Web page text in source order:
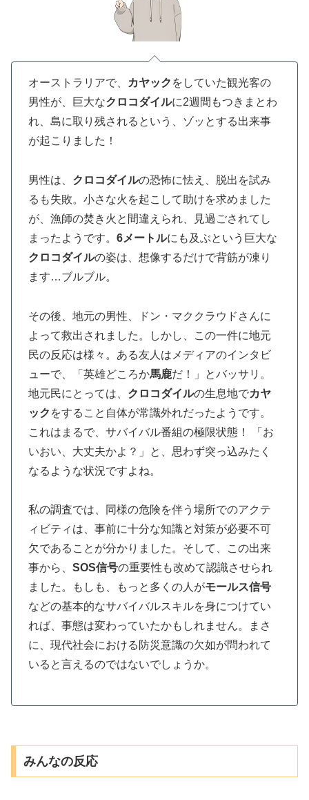
オーストラリアで、 カヤック をしていた観光客の
男性が、巨大なクロコダイルに2週間もつきまとわ
れ、島に取り残されるという、ゾッとする出来事
が起こりました！
男性は、 クロコダイルの恐怖に怯え、脱出を試み
るも失敗。小さな火を起こして助けを求めました
が、漁師の焚き火と間違えられ、見過ごされてし
まったようです。 6メートルにも及ぶという巨大な
クロコダイルの姿は、想像するだけで背筋が凍り
ます…ブルブル。
その後、地元の男性、ドン・マククラウドさんに
よって救出されました。しかし、この一件に地元
民の反応は様々。ある友人はメディアのインタビ
ューで、「英雄どころか馬鹿だ！」とバッサリ。
地元民にとっては、 クロコダイルの生息地でカヤ
ック をすること自体が常識外れだったようです。
これはまるで、サバイバル番組の極限状態！ 「お
いおい、大丈夫かよ？」と、思わず突っ込みたく
なるような状況ですよね。
私の調査では、同様の危険を伴う場所でのアクテ
ィビティは、事前に十分な知識と対策が必要不可
欠であることが分かりました。そして、この出来
事から、 SOS信号の重要性も改めて認識させられ
ました。もしも、もっと多くの人がモールス信号
などの基本的なサバイバルスキルを身につけてい
れば、事態は変わっていたかもしれません。まさ
に、現代社会における防災意識の欠如が問われて
いると言えるのではないでしょうか。
みんなの反応